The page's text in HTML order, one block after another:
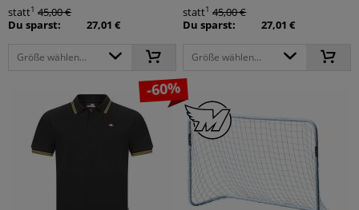
statt1 45,00 €
Du sparst:
27,01 €
Größe wählen...
statt1 45,00 €
Du sparst:
27,01 €
Größe wählen...
-60%